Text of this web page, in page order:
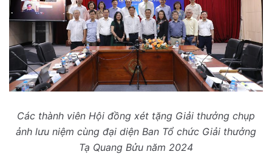
Các thành viên Hội đồng xét tặng Giải thưởng chụp
ảnh lưu niệm cùng đại diện Ban Tổ chức Giải thưởng
Tạ Quang Bửu năm 2024